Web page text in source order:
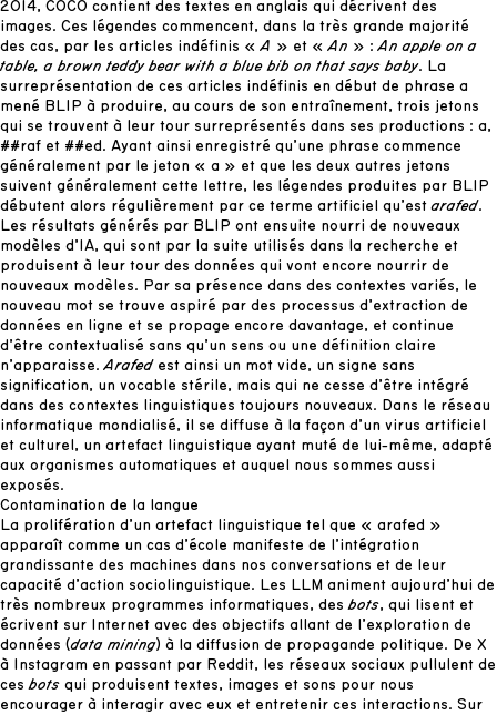
2014, COCO contient des textes en anglais qui décrivent des
images. Ces légendes commencent, dans la très grande majorité
des cas, par les articles indéfinis «A » et «An » : An apple on a
table, a brown teddy bear with a blue bib on that says baby. La
surreprésentation de ces articles indéfinis en début de phrase a
mené BLIP à produire, au cours de son entraînement, trois jetons
qui se trouvent à leur tour surreprésentés dans ses productions : a,
##raf et ##ed. Ayant ainsi enregistré qu’une phrase commence
généralement par le jeton « a » et que les deux autres jetons
suivent généralement cette lettre, les légendes produites par BLIP
débutent alors régulièrement par ce terme artificiel qu’estarafed.
Les résultats générés par BLIP ont ensuite nourri de nouveaux
modèles d’IA, qui sont par la suite utilisés dans la recherche et
produisent à leur tour des données qui vont encore nourrir de
nouveaux modèles. Par sa présence dans des contextes variés, le
nouveau mot se trouve aspiré par des processus d’extraction de
données en ligne et se propage encore davantage, et continue
d’être contextualisé sans qu’un sens ou une définition claire
n’apparaisse.Arafedest ainsi un mot vide, un signe sans
signification, un vocable stérile, mais qui ne cesse d’être intégré
dans des contextes linguistiques toujours nouveaux. Dans le réseau
informatique mondialisé, il se diffuse à la façon d’un virus artificiel
et culturel, un artefact linguistique ayant muté de lui-même, adapté
aux organismes automatiques et auquel nous sommes aussi
exposés.
Contamination de la langue
La prolifération d’un artefact linguistique tel que « arafed »
apparaît comme un cas d’école manifeste de l’intégration
grandissante des machines dans nos conversations et de leur
capacité d’action sociolinguistique. Les LLM animent aujourd’hui de
très nombreux programmes informatiques, des bots, qui lisent et
écrivent sur Internet avec des objectifs allant de l’exploration de
données (data mining) à la diffusion de propagande politique. De X
à Instagram en passant par Reddit, les réseaux sociaux pullulent de
ces bots qui produisent textes, images et sons pour nous
encourager à interagir avec eux et entretenir ces interactions. Sur